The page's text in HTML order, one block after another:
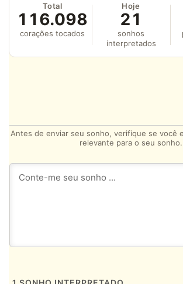
Total
116.098
corações tocados
Hoje
21
sonhos
interpretados
Antes de enviar seu sonho, verifique se você
relevante para o seu sonho.